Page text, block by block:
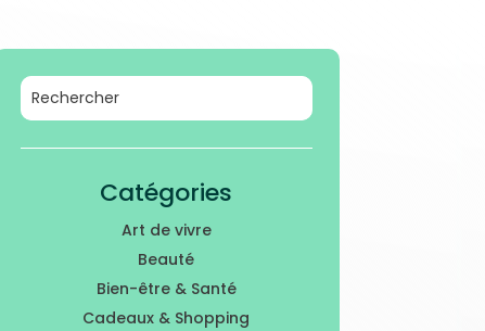
Catégories
Art de vivre
Beauté
Bien-être & Santé
Cadeaux & Shopping